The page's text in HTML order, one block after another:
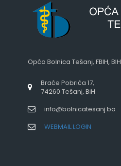
Opća Bolnica Tešanj, FBIH, BIH
Braće Pobrića 17,
74260 Tešanj, BiH
info@bolnicatesanj.ba
WEBMAIL LOGIN